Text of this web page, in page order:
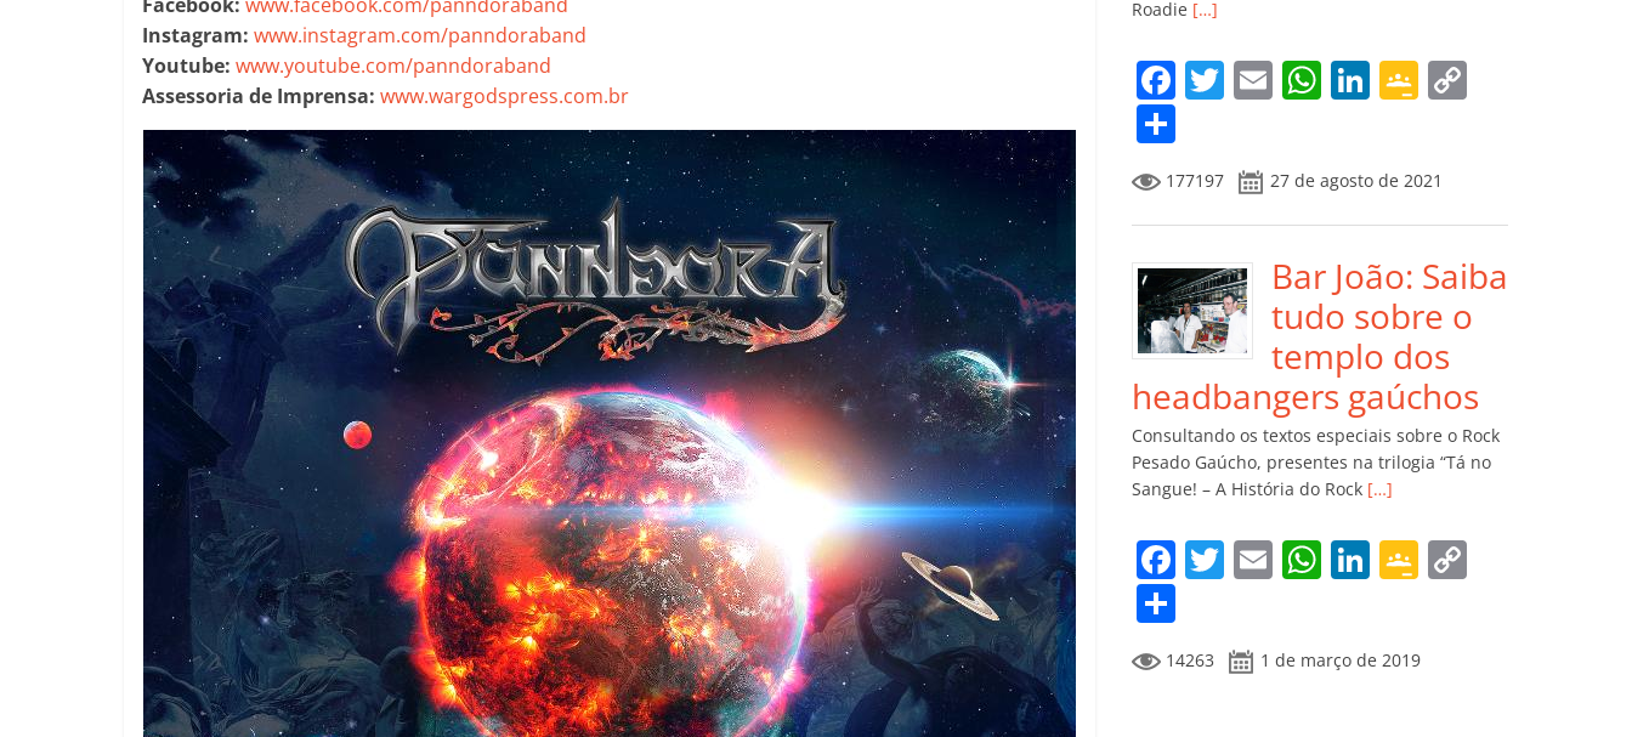
Instagram: www.instagram.com/panndoraband
Youtube: www.youtube.com/panndoraband
Assessoria de Imprensa: www.wargodspress.com.br
Roadie […]
F
e
b
o
o
k
T
itt
er
E
l
W
s
A
p
p
Li
e
dI
n
G
gl
e
Cl
a
ss
ro
o
m
Li
n
k
o
m
p
ar
til
h
ar
177197 27 de agosto de 2021
Bar João: Saiba
tudo sobre o
templo dos
headbangers gaúchos
Consultando os textos especiais sobre o Rock
Pesado Gaúcho, presentes na trilogia “Tá no
Sangue! – A História do Rock […]
F
e
T
itt
er
E
l
W
s
Li
e
G
gl
o
m
14263 1 de março de 2019